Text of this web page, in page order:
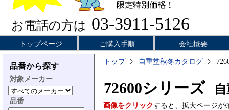
お電話の方は 03-3911-5126
トップページ ご購入手順 会社概要
品番から探す
対象メーカー
品番
トップ 自重堂秋冬カタログ
72600シリーズ 自
画像をクリックすると、拡大ページが